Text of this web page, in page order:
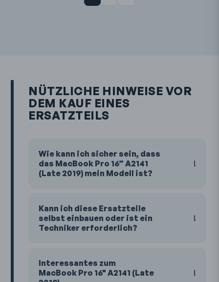
NÜTZLICHE HINWEISE VOR
DEM KAUF EINES
ERSATZTEILS
Wie kann ich sicher sein, dass
das MacBook Pro 16” A2141
(Late 2019) mein Modell ist?
Kann ich diese Ersatzteile
selbst einbauen oder ist ein
Techniker erforderlich?
Interessantes zum
MacBook Pro 16" A2141 (Late